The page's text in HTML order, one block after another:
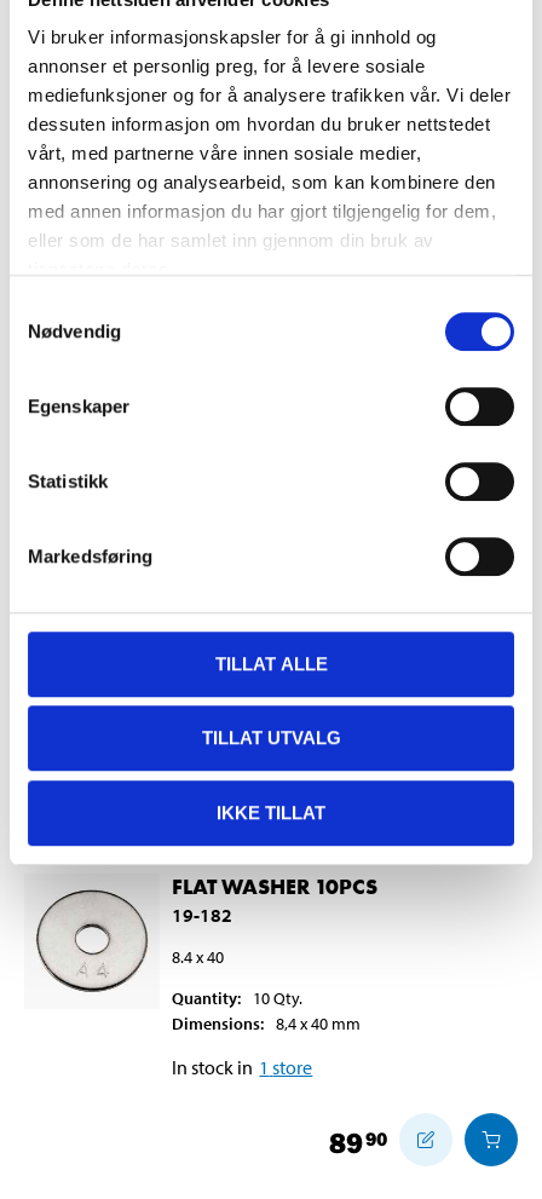
Vi bruker informasjonskapsler for å gi innhold og
annonser et personlig preg, for å levere sosiale
mediefunksjoner og for å analysere trafikken vår. Vi deler
dessuten informasjon om hvordan du bruker nettstedet
vårt, med partnerne våre innen sosiale medier,
annonsering og analysearbeid, som kan kombinere den
med annen informasjon du har gjort tilgjengelig for dem,
eller som de har samlet inn gjennom din bruk av
Nødvendig
Egenskaper
Statistikk
Markedsføring
TILLAT ALLE
TILLAT UTVALG
IKKE TILLAT
STAINLESS ST.FLAT WASHER
25PCS
19-133
10.5 x 20 (1)
Quantity: 25Qty.
STAINLESS ST.FLAT WASHER
Quantity: 25Qty.
Dimensions: 5,3 x 10 (1)
In stock in 1store
4990
FLAT WASHER 10PCS
19-182
8.4 x 40
Quantity: 10Qty.
Dimensions: 8,4 x 40 mm
In stock in 1 store
8990